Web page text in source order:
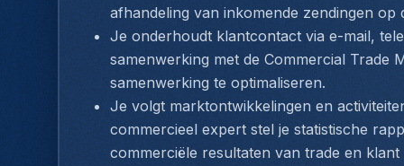
afhandeling van inkomende zendingen op
Je onderhoudt klantcontact via e-mail,
samenwerking met de Commercial Trade
samenwerking te optimaliseren.
Je volgt marktontwikkelingen en
commercieel expert stel je statistische
commerciële resultaten van trade en